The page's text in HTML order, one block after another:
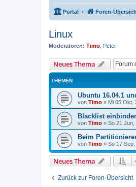
Portal Foren-
Linux
Moderatoren: Timo Peter
Neues Thema
THEMEN
Ubuntu 16.04.1
von Timo » Mi 05 Okt,
Blacklist
von Timo » So 21 Jun,
Beim
von Timo » So 17 Sep,
Neues Thema
Zurück zur Foren-Übersicht